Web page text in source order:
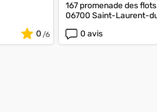
0
167 promenade des
06700 Saint-Laurent-
0 avis